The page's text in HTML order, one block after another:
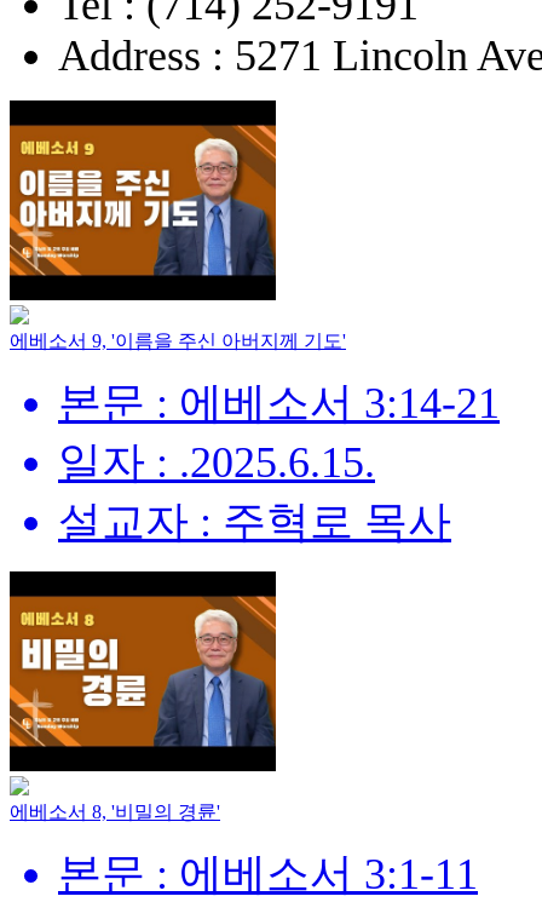
Address : 5271 Lincoln
에베소서 9, '이름을 주신 아버지께 기도'
본문 : 에베소서 3:14-21
일자 : .2025.6.15.
설교자 : 주혁로 목사
에베소서 8, '비밀의 경륜'
본문 : 에베소서 3:1-11